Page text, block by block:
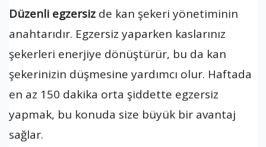
Düzenli egzersiz de kan şekeri yönetiminin
anahtarıdır. Egzersiz yaparken kaslarınız
şekerleri enerjiye dönüştürür, bu da kan
şekerinizin düşmesine yardımcı olur. Haftada
en az 150 dakika orta şiddette egzersiz
yapmak, bu konuda size büyük bir avantaj
sağlar.